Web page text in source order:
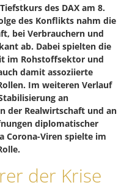
des DAX am 8.
des Konflikts nahm die
bei Verbrauchern und
ab. Dabei spielten die
im Rohstoffsektor und
damit assoziierte
Im weiteren Verlauf
an
der Realwirtschaft und an
diplomatischer
Corona-Viren spielte im
der Krise